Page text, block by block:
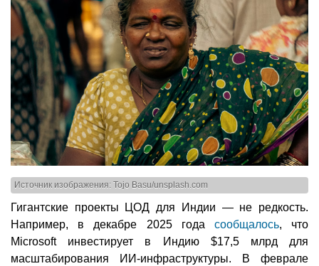
Источник изображения: Tojo Basu/unsplash.com
Гигантские проекты ЦОД для Индии — не редкость.
Например, в декабре 2025 года сообщалось, что
Microsoft инвестирует в Индию $17,5 млрд для
масштабирования ИИ-инфраструктуры. В феврале